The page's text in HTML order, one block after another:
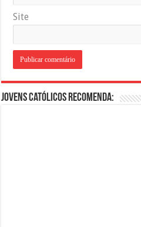
Site
Jovens Católicos Recomenda: